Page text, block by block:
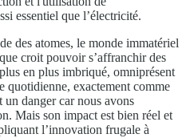
essentiel que l’électricité.
des atomes, le monde immatériel
croit pouvoir s’affranchir des
en plus imbriqué, omniprésent
quotidienne, exactement comme
un danger car nous avons
Mais son impact est bien réel et
l’innovation frugale à